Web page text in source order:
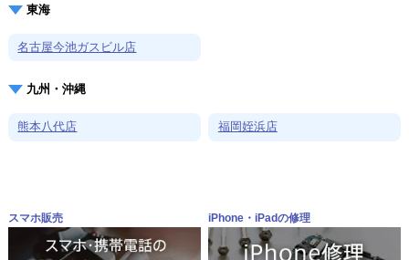
東海
名古屋今池ガスビル店
九州・沖縄
熊本八代店 福岡姪浜店
スマホ販売 iPhone・iPadの修理